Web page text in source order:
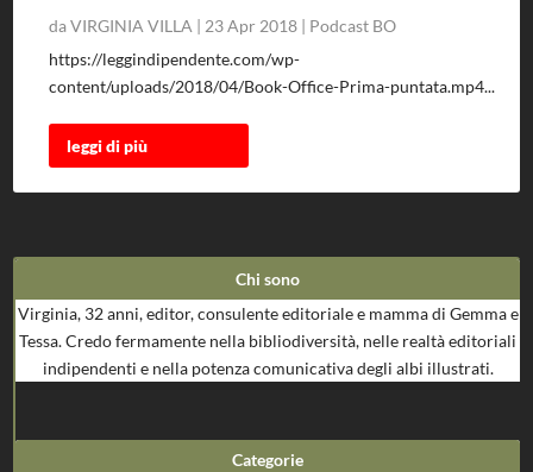
daVIRGINIA VILLA | 23 Apr 2018 | Podcast BO
https://leggindipendente.com/wp-
content/uploads/2018/04/Book-Office-Prima-puntata.mp4...
leggi di più
Chi sono
Virginia, 32 anni, editor, consulente editoriale e mamma di Gemma e
Tessa. Credo fermamente nella bibliodiversità, nelle realtà editoriali
indipendenti e nella potenza comunicativa degli albi illustrati.
Categorie